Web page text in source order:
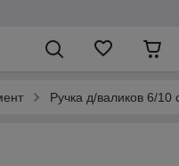
Ручка д/валиков 6/